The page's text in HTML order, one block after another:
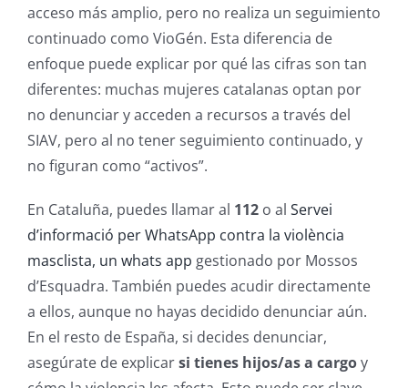
acceso más amplio, pero no realiza un seguimiento
continuado como VioGén. Esta diferencia de
enfoque puede explicar por qué las cifras son tan
diferentes: muchas mujeres catalanas optan por
no denunciar y acceden a recursos a través del
SIAV, pero al no tener seguimiento continuado, y
no figuran como “activos”.
En Cataluña, puedes llamar al 112 o al Servei
d’informació per WhatsApp contra la violència
masclista, un whats app gestionado por Mossos
d’Esquadra. También puedes acudir directamente
a ellos, aunque no hayas decidido denunciar aún.
En el resto de España, si decides denunciar,
asegúrate de explicarsi tienes hijos/as a cargoy